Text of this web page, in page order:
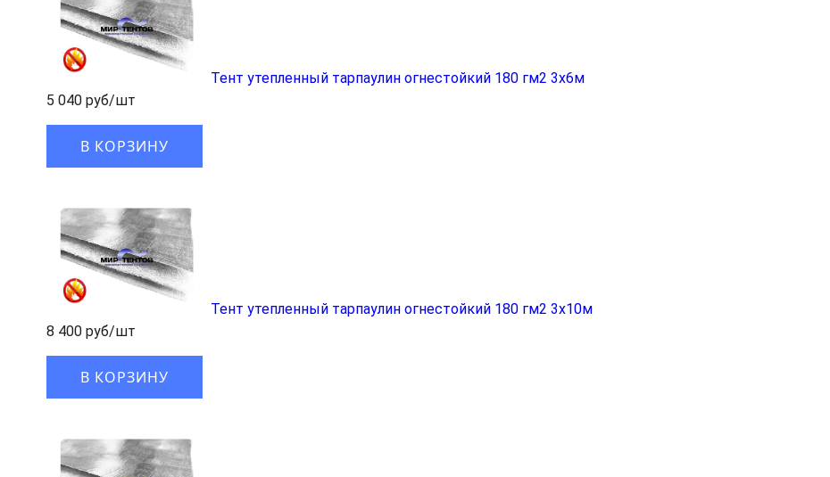
Тент утепленный тарпаулин огнестойкий 180 гм2 3x6м
5 040 руб/шт
В КОРЗИНУ
Тент утепленный тарпаулин огнестойкий 180 гм2 3x10м
8 400 руб/шт
В КОРЗИНУ